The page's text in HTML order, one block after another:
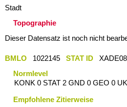
Stadt
Topographie
Dieser Datensatz ist noch nicht
BMLO 1022145 STAT ID
Normlevel
KONK 0 STAT 2 GND 0 GEO 0
Empfohlene Zitierweise